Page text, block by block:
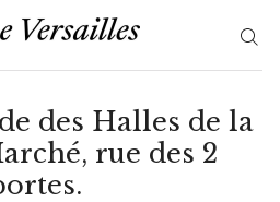
des Halles de la
rue des 2